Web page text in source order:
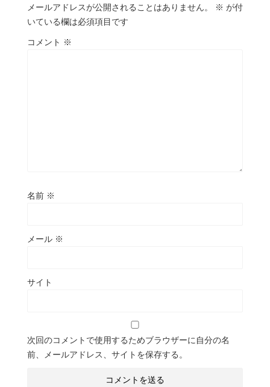
メールアドレスが公開されることはありません。 ※ が付
いている欄は必須項目です
コメント ※
名前 ※
メール ※
サイト
次回のコメントで使用するためブラウザーに自分の名
前、メールアドレス、サイトを保存する。